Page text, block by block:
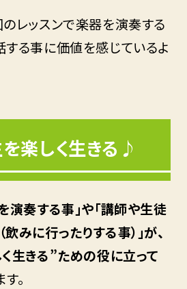
レッスンで楽器を演奏する
する事に価値を感じているよ
楽しく生きる♪
演奏する事」や「講師や生徒
みに行ったりする事）」が、
生きる”ための役に立って
。